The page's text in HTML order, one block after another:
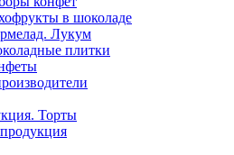
в шоколаде
Лукум
плитки
Торты